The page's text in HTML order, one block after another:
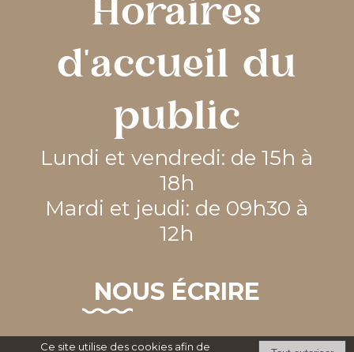
Horaires
d'accueil du
public
Lundi et vendredi: de 15h à
18h
Mardi et jeudi: de 09h30 à
12h
NOUS ÉCRIRE
Ce site utilise des cookies afin de